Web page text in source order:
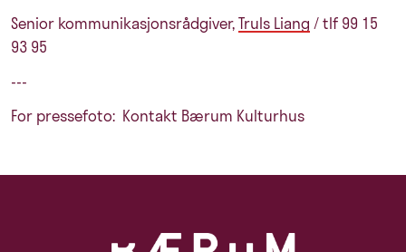
Senior kommunikasjonsrådgiver,Truls Liang / tlf 99 15
93 95
---
For pressefoto: Kontakt Bærum Kulturhus